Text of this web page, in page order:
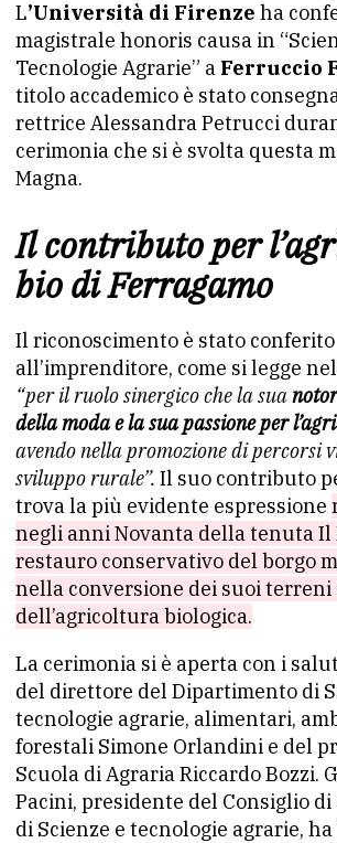
L’Università di Firenze ha
magistrale honoris causa in
Tecnologie Agrarie” a Ferruccio
titolo accademico è stato
rettrice Alessandra Petrucci
cerimonia che si è svolta questa
Magna.
Il contributo per
bio di Ferragamo
Il riconoscimento è stato conferito
all’imprenditore, come si legge
“per il ruolo sinergico che la sua
della moda e la sua passione per
avendo nella promozione di percorsi
sviluppo rurale”. Il suo contributo
trova la più evidente espressione
negli anni Novanta della tenuta Il
restauro conservativo del borgo
nella conversione dei suoi terreni
dell’agricoltura biologica.
La cerimonia si è aperta con i
del direttore del Dipartimento di
tecnologie agrarie, alimentari,
forestali Simone Orlandini e del
Scuola di Agraria Riccardo Bozzi.
Pacini, presidente del Consiglio
di Scienze e tecnologie agrarie,